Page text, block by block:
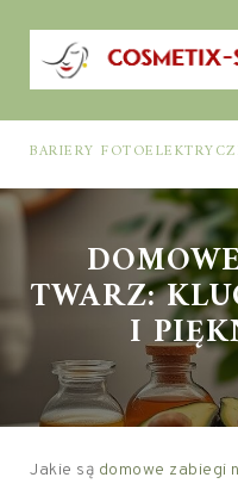
BARIERY FOTOELEKTRYCZNE I ŚWIETLNE KURTYNY: JAK DOBRAĆ ROZWIĄZANIE DO BEZPIECZEŃSTWA FUNKCJONALNEGO (MUTING, BLANKING, TYP 2 I TYP 4)
TWARZ:
I
Jakie są domowe zabiegi